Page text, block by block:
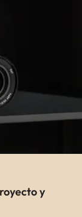
y